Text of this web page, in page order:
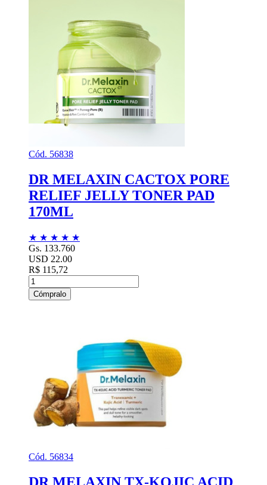
Cód. 56838
DR MELAXIN CACTOX PORE
RELIEF JELLY TONER PAD
170ML
★ ★ ★ ★ ★
Gs. 133.760
USD 22.00
R$ 115,72
Cómpralo
Cód. 56834
DR MELAXIN TX-KOJIC ACID